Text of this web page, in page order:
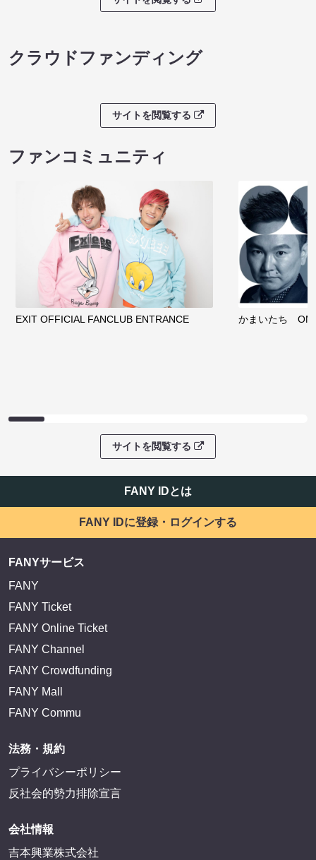
クラウドファンディング
サイトを閲覧する
ファンコミュニティ
EXIT OFFICIAL FANCLUB ENTRANCE かまいたち
サイトを閲覧する
FANY IDとは
FANY IDに登録・ログインする
FANYサービス
FANY
FANY Ticket
FANY Online Ticket
FANY Channel
FANY Crowdfunding
FANY Mall
FANY Commu
法務・規約
プライバシーポリシー
反社会的勢力排除宣言
会社情報
吉本興業株式会社